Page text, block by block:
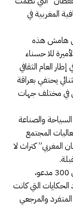
المغربية في
هامش هذه
للا حسناء
العام الثقافي
يحتفي بعراقة
في مختلف جهات
والصناعة
المجتمع
المغربي” كتراث لا
يشار إلى أن هذه التظاهرة، التي حضرها حوالي 300 مدعو،
التي كانت
والمرجعي